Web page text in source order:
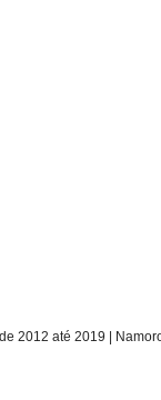
2012 até 2019 |